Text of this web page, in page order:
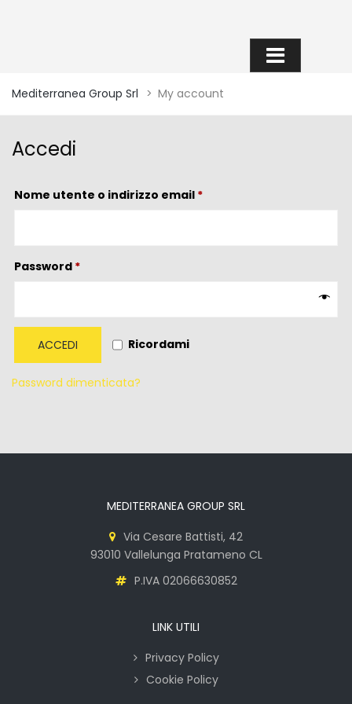
MY ACCOUNT
Mediterranea Group Srl > My account
Accedi
Nome utente o indirizzo email *Richiesto
Password *Richiesto
Ricordami
ACCEDI
Password dimenticata?
MEDITERRANEA GROUP SRL
Via Cesare Battisti, 42
93010 Vallelunga Pratameno CL
P.IVA 02066630852
LINK UTILI
Privacy Policy
Cookie Policy